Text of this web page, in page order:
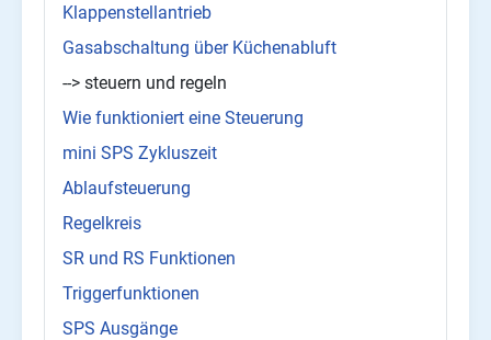
Klappenstellantrieb
Gasabschaltung über Küchenabluft
--> steuern und regeln
Wie funktioniert eine Steuerung
mini SPS Zykluszeit
Ablaufsteuerung
Regelkreis
SR und RS Funktionen
Triggerfunktionen
SPS Ausgänge